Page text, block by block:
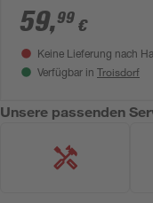
59,99 €
Keine Lieferung nach
Verfügbar in Troisdorf
Unsere passenden